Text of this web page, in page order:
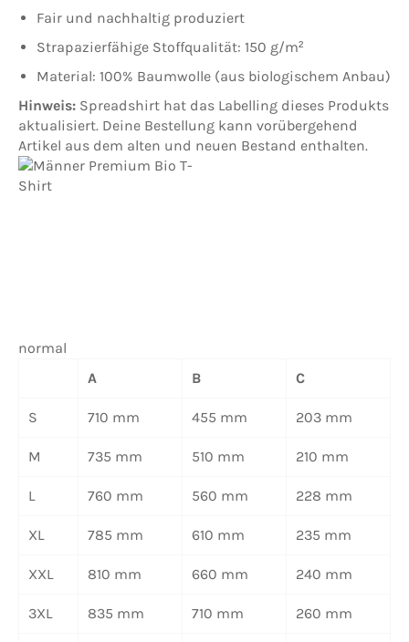
Fair und nachhaltig produziert
Strapazierfähige Stoffqualität: 150 g/m²
Material: 100% Baumwolle (aus biologischem Anbau)
Hinweis: Spreadshirt hat das Labelling dieses Produkts
aktualisiert. Deine Bestellung kann vorübergehend
Artikel aus dem alten und neuen Bestand enthalten.
normal
A
B C
S 710 mm 455 mm 203 mm
M 735 mm 510 mm 210 mm
L 760 mm 560 mm 228 mm
XL 785 mm 610 mm 235 mm
XXL 810 mm 660 mm 240 mm
3XL 835 mm 710 mm 260 mm